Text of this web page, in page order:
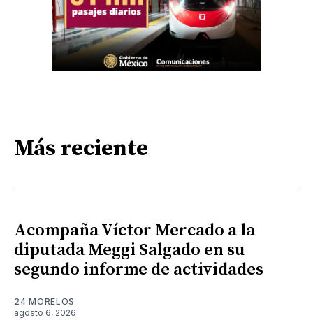
Más reciente
Acompaña Víctor Mercado a la
diputada Meggi Salgado en su
segundo informe de actividades
24 MORELOS
agosto 6, 2026